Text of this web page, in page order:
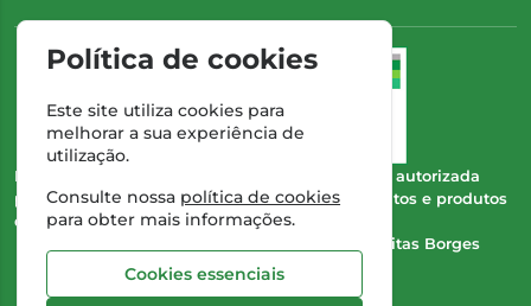
Esta farmácia (Farmácia Gonçalves) encontra-se autorizada
pelo INFARMED para a dispensa de medicamentos e produtos
de saúde ao domicílio e através da internet.
Dra. Cristina Marta de Freitas Borges
Gonçalves
Política de cookies
Este site utiliza cookies para
melhorar a sua experiência de
utilização.
Consulte nossa política de cookies
para obter mais informações.
Cookies essenciais